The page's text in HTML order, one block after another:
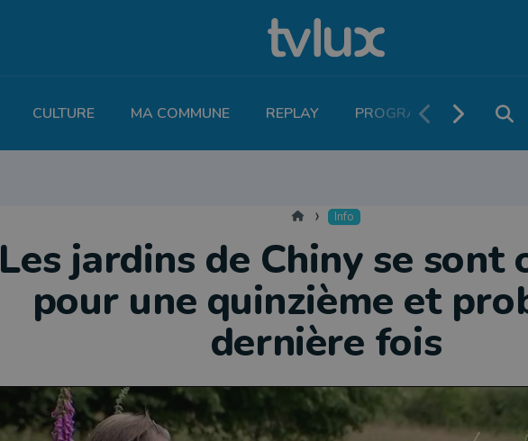
CULTURE MA COMMUNE REPLAY PROGRAMME TV
Accueil Info
Les jardins de Chiny se sont
pour une quinzième et
dernière fois